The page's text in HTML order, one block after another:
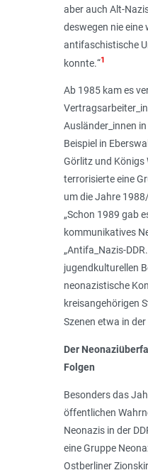
aber auch Alt-
deswegen nie eine
antifaschistische
konnte.“1
Ab 1985 kam es
Ausländer_innen
Beispiel in
Görlitz und Königs
terrorisierte eine
um die Jahre
„Schon 1989 gab
kommunikatives
„Antifa_Nazis-
jugendkulturellen
neonazistische
kreisangehörigen
Szenen etwa in
Der
Folgen
Besonders das
öffentlichen
Neonazis in der
eine Gruppe
Ostberliner